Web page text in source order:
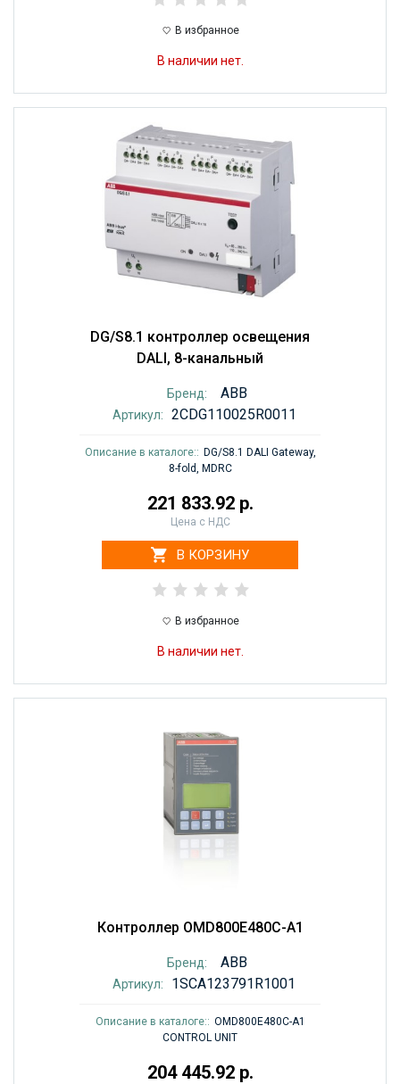
В избранное
В наличии нет.
DG/S8.1 контроллер освещения
DALI, 8-канальный
Бренд: ABB
Артикул: 2CDG110025R0011
Описание в каталоге:: DG/S8.1 DALI Gateway,
8-fold, MDRC
221 833.92 р.
Цена с НДС
В КОРЗИНУ
В избранное
В наличии нет.
Контроллер OMD800E480C-A1
Бренд: ABB
Артикул: 1SCA123791R1001
Описание в каталоге:: OMD800E480C-A1
CONTROL UNIT
204 445.92 р.